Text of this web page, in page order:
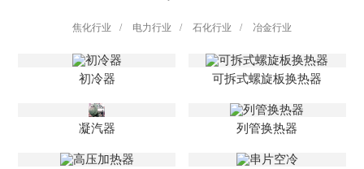
焦化行业 / 电力行业 / 石化行业 / 冶金行业
初冷器 可拆式螺旋板换热器
凝汽器 列管换热器